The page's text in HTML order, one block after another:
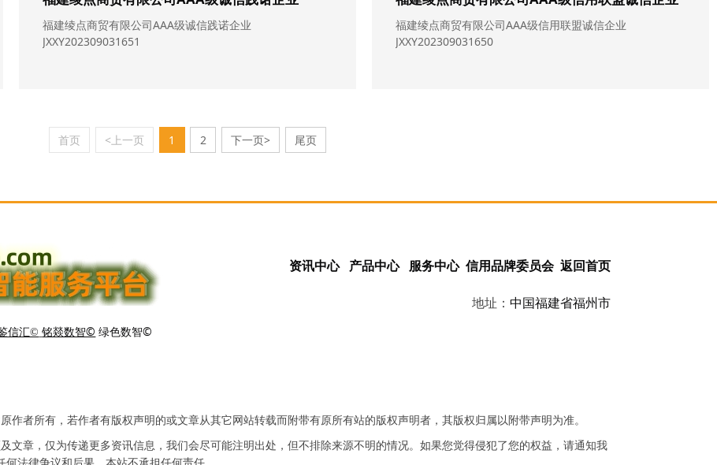
福建绫点商贸有限公司AAA级诚信践诺企业
JXXY202309031651
福建绫点商贸有限公司AAA级信用联盟诚信企业
JXXY202309031650
首页 <上一页 1 2 下一页> 尾页
信汇© 铭燚数智© 绿色数智©
资讯中心 产品中心 服务中心 信用品牌委员会 返回首页
地址：中国福建省福州市
作者所有，若作者有版权声明的或文章从其它网站转载而附带有原所有站的版权声明者，其版权归属以附带声明为准。
文章，仅为传递更多资讯信息，我们会尽可能注明出处，但不排除来源不明的情况。如果您觉得侵犯了您的权益，请通知我